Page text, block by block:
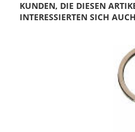
KUNDEN, DIE DIESEN
INTERESSIERTEN SICH